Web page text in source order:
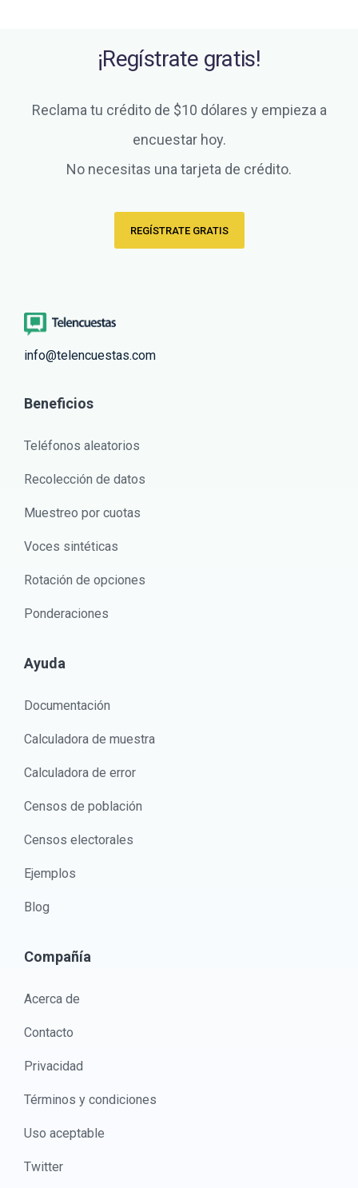
¡Regístrate gratis!
Reclama tu crédito de $10 dólares y empieza a
encuestar hoy.
No necesitas una tarjeta de crédito.
REGÍSTRATE GRATIS
info@telencuestas.com
Beneficios
Teléfonos aleatorios
Recolección de datos
Muestreo por cuotas
Voces sintéticas
Rotación de opciones
Ponderaciones
Ayuda
Documentación
Calculadora de muestra
Calculadora de error
Censos de población
Censos electorales
Ejemplos
Blog
Compañía
Acerca de
Contacto
Privacidad
Términos y condiciones
Uso aceptable
Twitter